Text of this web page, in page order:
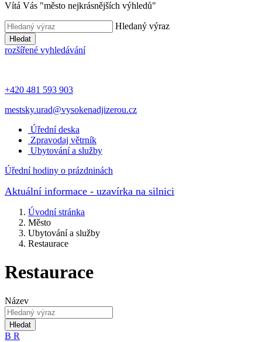
Vítá Vás "město nejkrásnějších výhledů"
Hledaný výraz
Hledat
rozšířené vyhledávání
+420 481 593 903
mestsky.urad@vysokenadjizerou.cz
Úřední deska
Zpravodaj větrník
Ubytování a služby
Úřední hodiny o prázdninách
Aktuální informace - uzavírka na silnici
Úvodní stránka
Město
Ubytování a služby
Restaurace
Restaurace
Název
Hledat
B R